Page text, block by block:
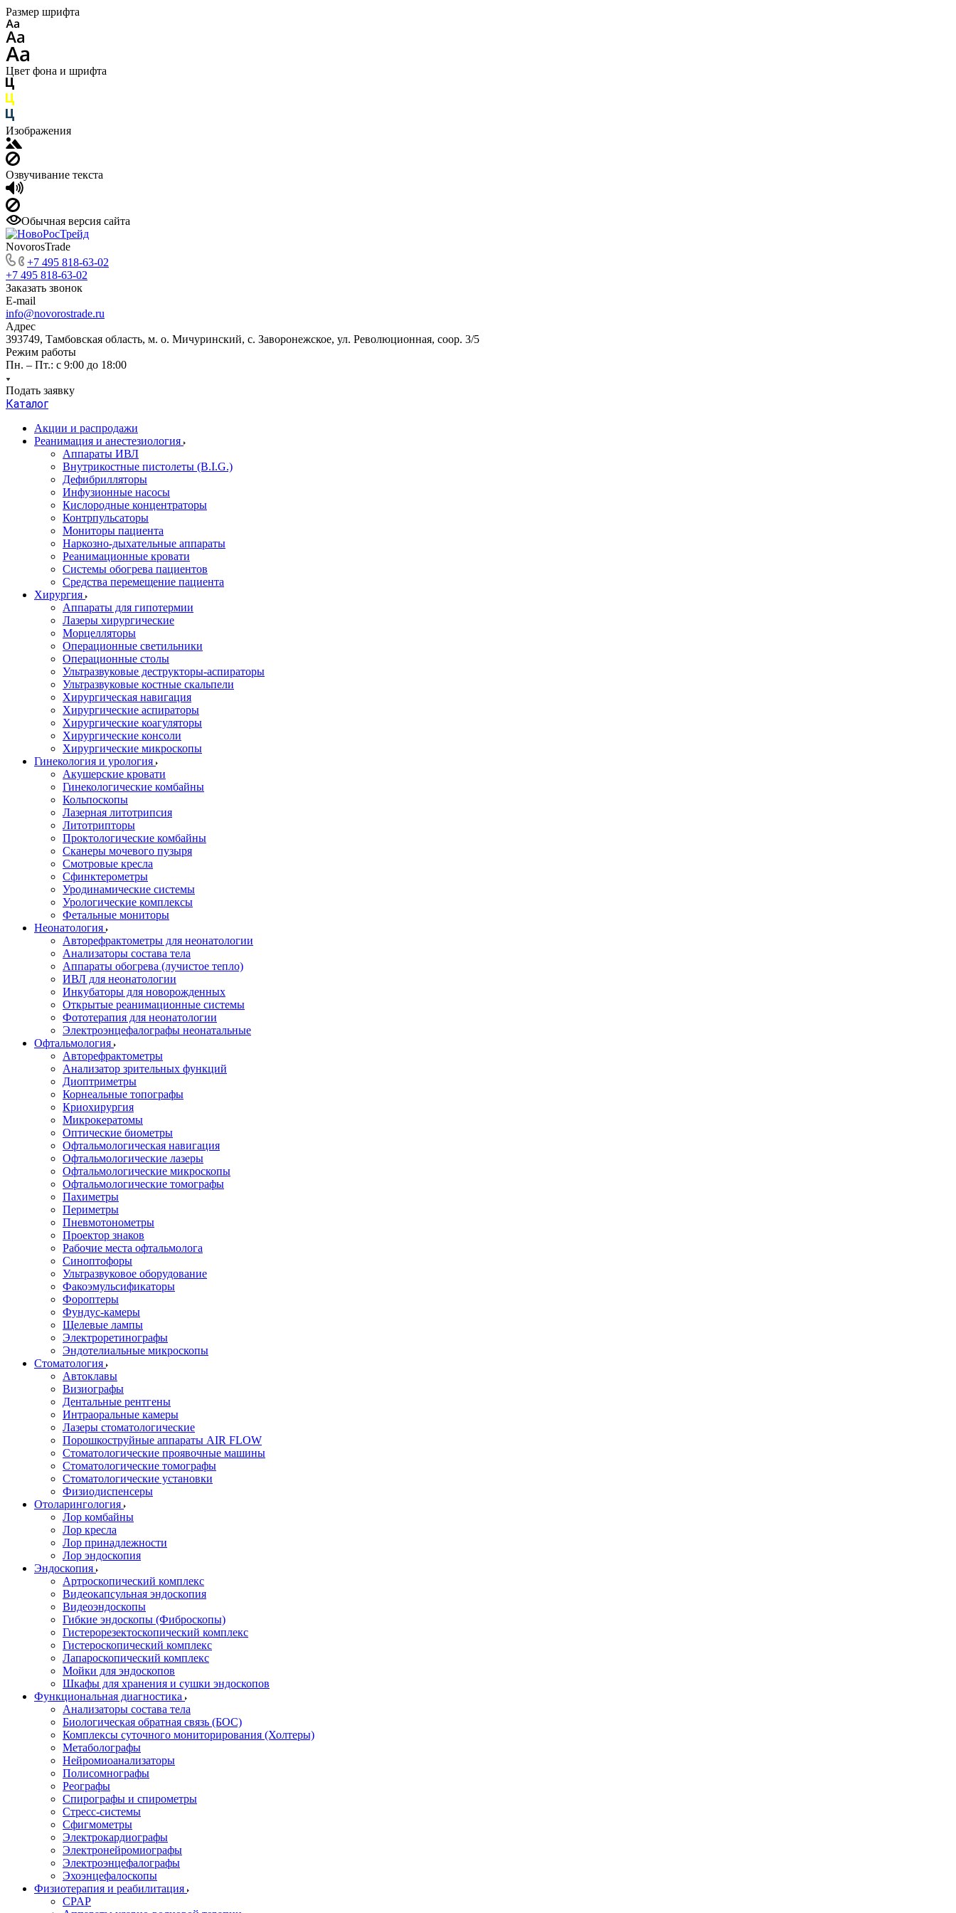
Размер шрифта
Цвет фона и шрифта
Изображения
Озвучивание текста
Обычная версия сайта
NovorosTrade
+7 495 818-63-02
+7 495 818-63-02
Заказать звонок
E-mail
info@novorostrade.ru
Адрес
393749, Тамбовская область, м. о. Мичуринский, с. Заворонежское, ул. Революционная, соор. 3/5
Режим работы
Пн. – Пт.: с 9:00 до 18:00
Подать заявку
Каталог
Акции и распродажи
Реанимация и анестезиология
Аппараты ИВЛ
Внутрикостные пистолеты (B.I.G.)
Дефибрилляторы
Инфузионные насосы
Кислородные концентраторы
Контрпульсаторы
Мониторы пациента
Наркозно-дыхательные аппараты
Реанимационные кровати
Системы обогрева пациентов
Средства перемещение пациента
Хирургия
Аппараты для гипотермии
Лазеры хирургические
Морцелляторы
Операционные светильники
Операционные столы
Ультразвуковые деструкторы-аспираторы
Ультразвуковые костные скальпели
Хирургическая навигация
Хирургические аспираторы
Хирургические коагуляторы
Хирургические консоли
Хирургические микроскопы
Гинекология и урология
Акушерские кровати
Гинекологические комбайны
Кольпоскопы
Лазерная литотрипсия
Литотрипторы
Проктологические комбайны
Сканеры мочевого пузыря
Смотровые кресла
Сфинктерометры
Уродинамические системы
Урологические комплексы
Фетальные мониторы
Неонатология
Авторефрактометры для неонатологии
Анализаторы состава тела
Аппараты обогрева (лучистое тепло)
ИВЛ для неонатологии
Инкубаторы для новорожденных
Открытые реанимационные системы
Фототерапия для неонатологии
Электроэнцефалографы неонатальные
Офтальмология
Авторефрактометры
Анализатор зрительных функций
Диоптриметры
Корнеальные топографы
Криохирургия
Микрокератомы
Оптические биометры
Офтальмологическая навигация
Офтальмологические лазеры
Офтальмологические микроскопы
Офтальмологические томографы
Пахиметры
Периметры
Пневмотонометры
Проектор знаков
Рабочие места офтальмолога
Синоптофоры
Ультразвуковое оборудование
Факоэмульсификаторы
Фороптеры
Фундус-камеры
Щелевые лампы
Электроретинографы
Эндотелиальные микроскопы
Стоматология
Автоклавы
Визиографы
Дентальные рентгены
Интраоральные камеры
Лазеры стоматологические
Порошкоструйные аппараты AIR FLOW
Стоматологические проявочные машины
Стоматологические томографы
Стоматологические установки
Физиодиспенсеры
Отоларингология
Лор комбайны
Лор кресла
Лор принадлежности
Лор эндоскопия
Эндоскопия
Артроскопический комплекс
Видеокапсульная эндоскопия
Видеоэндоскопы
Гибкие эндоскопы (Фиброcкопы)
Гистерорезектоскопический комплекс
Гистероскопический комплекс
Лапароскопический комплекс
Мойки для эндоскопов
Шкафы для хранения и сушки эндоскопов
Функциональная диагностика
Анализаторы состава тела
Биологическая обратная связь (БОС)
Комплексы суточного мониторирования (Холтеры)
Метаболографы
Нейромиоанализаторы
Полисомнографы
Реографы
Спирографы и спирометры
Стресс-системы
Сфигмометры
Электрокардиографы
Электронейромиографы
Электроэнцефалографы
Эхоэнцефалоскопы
Физиотерапия и реабилитация
CPAP